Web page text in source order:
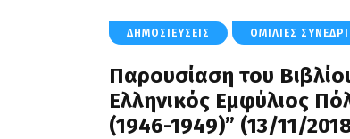
ΔΗΜΟΣΙΕΎΣΕΙΣ ΟΜΙΛΊΕΣ
Παρουσίαση του
Ελληνικός Εμφύλιος
(1946-1949)” (13/11/